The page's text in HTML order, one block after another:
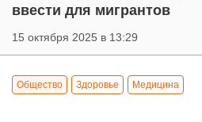
ввести для мигрантов
15 октября 2025 в 13:29
Общество Здоровье Медицина